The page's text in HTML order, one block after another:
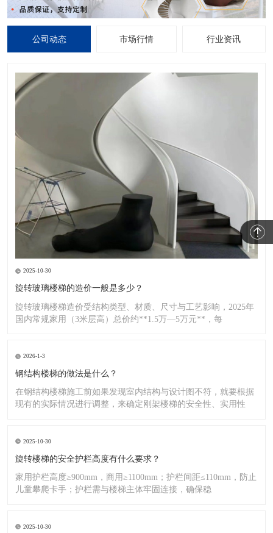
公司动态 市场行情 行业资讯
2025-10-30
旋转玻璃楼梯的造价一般是多少？
旋转玻璃楼梯造价受结构类型、材质、尺寸与工艺影响，2025年
国内常规家用（3米层高）总价约**1.5万—5万元**，每
2026-1-3
钢结构楼梯的做法是什么？
在钢结构楼梯施工前如果发现室内结构与设计图不符，就要根据
现有的实际情况进行调整，来确定刚架楼梯的安全性、实用性
2025-10-30
旋转楼梯的安全护栏高度有什么要求？
家用护栏高度≥900mm，商用≥1100mm；护栏间距≤110mm，防止
儿童攀爬卡手；护栏需与楼梯主体牢固连接，确保稳
2025-10-30